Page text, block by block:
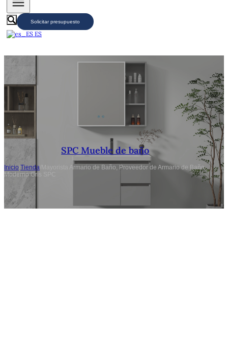
Solicitar presupuesto
ES
SPC Mueble de baño
Inicio/Tienda
Mayorista Armario de Baño, Proveedor de Armario de Baño
Moderno Gris SPC